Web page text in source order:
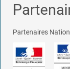
Partenaires